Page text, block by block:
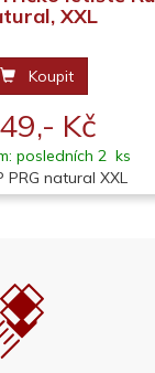
XXL
Koupit
Kč
posledních 2 ks
PRG natural XXL